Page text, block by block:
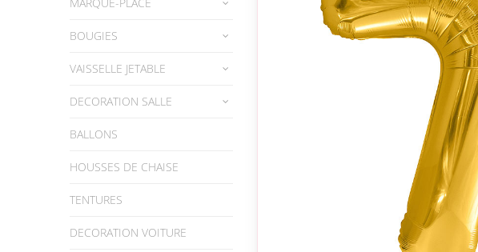
BOUGIES
VAISSELLE JETABLE
DECORATION SALLE
BALLONS
HOUSSES DE CHAISE
TENTURES
DECORATION VOITURE